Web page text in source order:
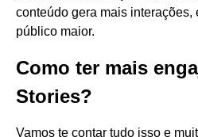
conteúdo gera mais interações,
público maior.
Como ter mais
Stories?
Vamos te contar tudo isso e